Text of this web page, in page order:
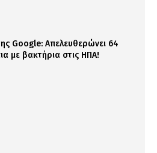
Google: Απελευθερώνει 64
με βακτήρια στις ΗΠΑ!